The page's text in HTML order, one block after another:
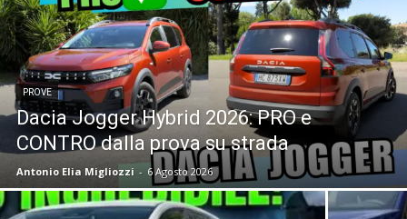
PROVE
Dacia Jogger Hybrid 2026: PRO e
CONTRO dalla prova su strada
Antonio Elia Migliozzi - 6 Agosto 2026